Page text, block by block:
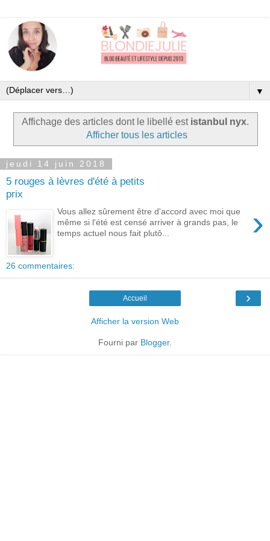
▼
Affichage des articles dont le libellé est istanbul nyx.
Afficher tous les articles
jeudi 14 juin 2018
5 rouges à lèvres d'été à petits
prix
›
Vous allez sûrement être d'accord avec moi que
même si l'été est censé arriver à grands pas, le
temps actuel nous fait plutô...
26 commentaires:
›
Accueil
Afficher la version Web
Fourni par Blogger.